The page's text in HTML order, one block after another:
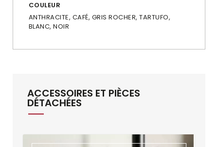
COULEUR
ANTHRACITE, CAFÉ, GRIS ROCHER, TARTUFO,
BLANC, NOIR
ACCESSOIRES ET PIÈCES
DÉTACHÉES